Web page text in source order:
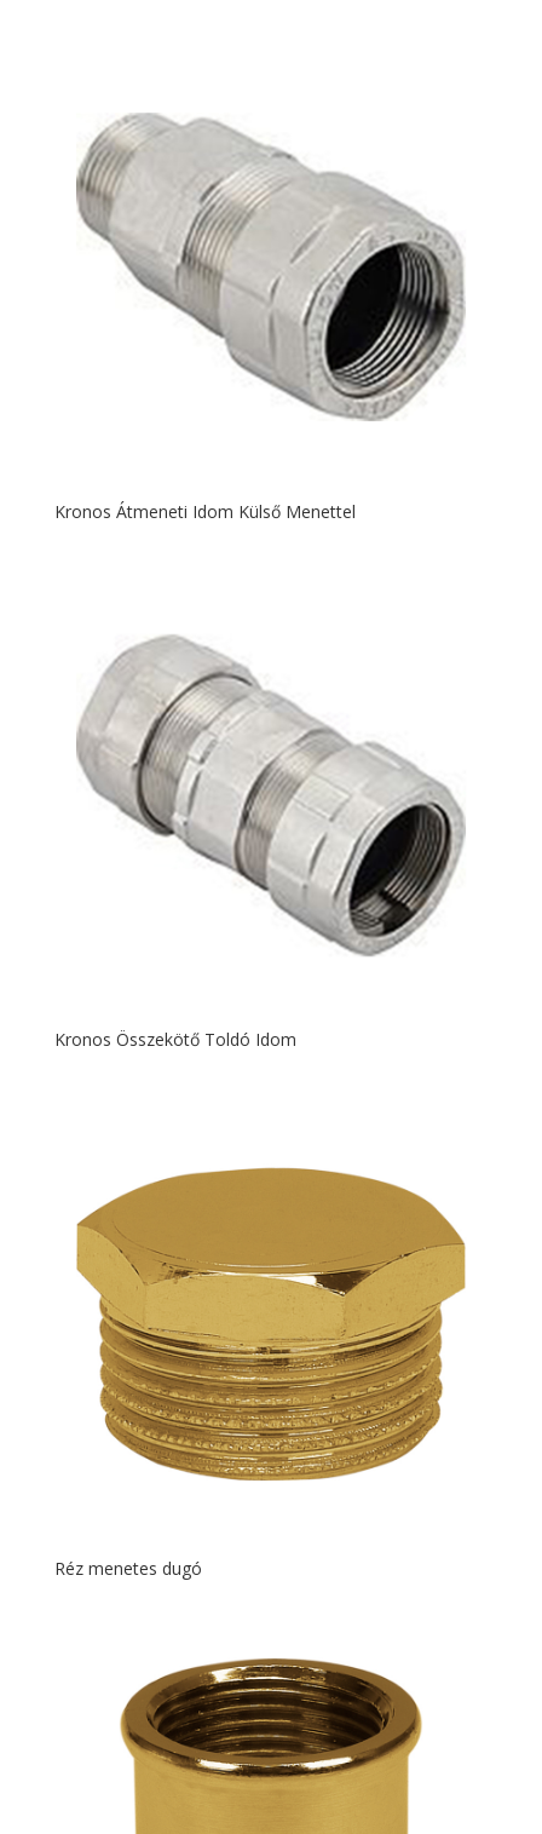
Kronos Átmeneti Idom Külső Menettel
Kronos Összekötő Toldó Idom
Réz menetes dugó